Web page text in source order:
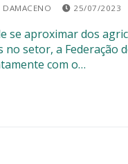
DAMACENO 25/07/2023
se aproximar dos
no setor, a Federação
com o…